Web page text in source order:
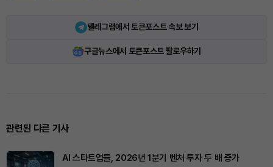
텔레그램에서 토큰포스트 속보 보기
구글뉴스에서 토큰포스트 팔로우하기
관련된 다른 기사
AI 스타트업들, 2026년 1분기 벤처 투자 두 배 증가